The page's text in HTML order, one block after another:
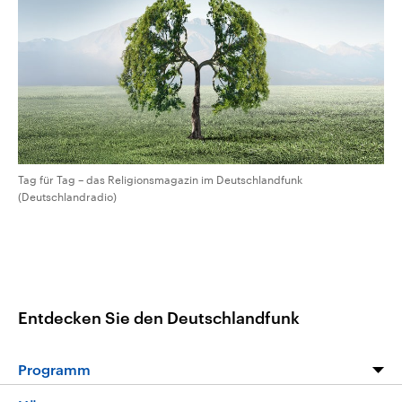
CDU, SPD und FDP regiert.-
Umfragen, Prognosen,
Wahlprogramme, aktuelle Berichte
und Hintergründe zu den Parteien
und Kandidaten der anstehenden
aktuelle Weltgeschehen.
Programm Podcasts
Audio-Archiv
Tag für Tag – das Religionsmagazin im Deutschlandfunk
(Deutschlandradio)
Entdecken Sie den Deutschlandfunk
Programm